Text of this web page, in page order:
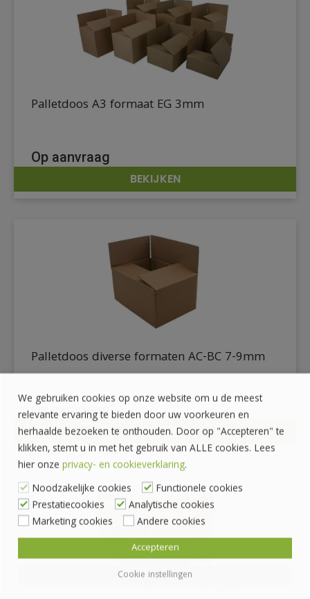
DETAILS
Palletdoos A3 formaat EG 3mm
Op aanvraag
BEKIJKEN
DETAILS
Palletdoos diverse formaten AC-BC 7-9mm
Op aanvraag
BEKIJKEN
We gebruiken cookies op onze website om u de meest
relevante ervaring te bieden door uw voorkeuren en
herhaalde bezoeken te onthouden. Door op "Accepteren" te
klikken, stemt u in met het gebruik van ALLE cookies. Lees
hier onze privacy- en cookieverklaring.
Noodzakelijke cookies
Functionele cookies
Prestatiecookies
Analytische cookies
Marketing cookies
Andere cookies
Cookie instellingen
Accepteren